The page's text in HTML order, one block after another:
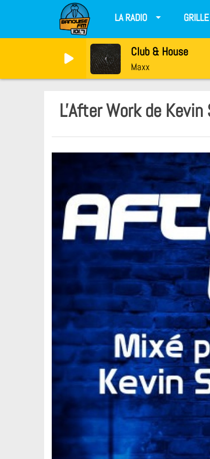
LA RADIO
Club & House
Maxx
L'After Work de